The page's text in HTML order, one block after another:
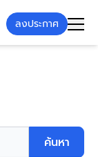
ลงประกาศ
ค้นหา